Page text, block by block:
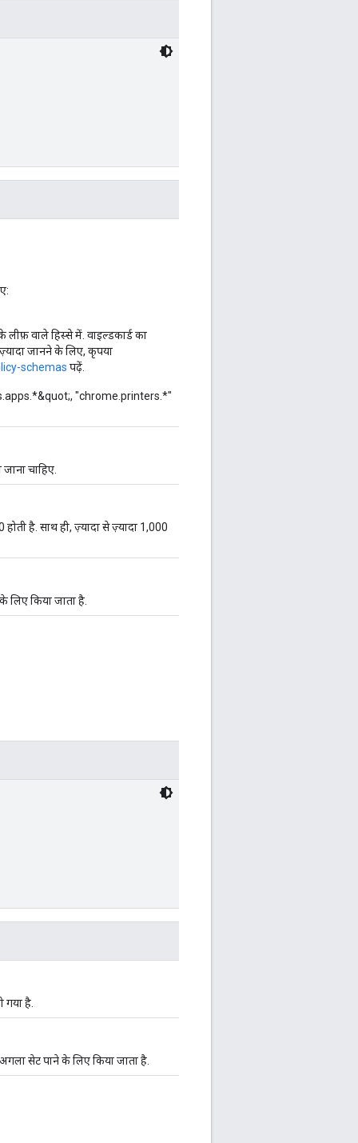
लीफ़ वाले हिस्से में. वाइल्डकार्ड का
जानने के लिए, कृपया
schemas पढ़ें.
"chrome.printers.*"
चाहिए.
होती है. साथ ही, ज़्यादा से ज़्यादा 1,000
किया जाता है.
गया है.
सेट पाने के लिए किया जाता है.